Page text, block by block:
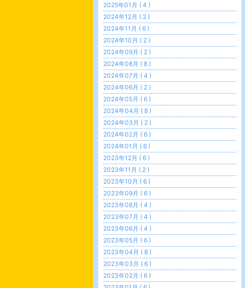
2025年01月 ( 4 )
2024年12月 ( 2 )
2024年11月 ( 6 )
2024年10月 ( 2 )
2024年09月 ( 2 )
2024年08月 ( 8 )
2024年07月 ( 4 )
2024年06月 ( 2 )
2024年05月 ( 6 )
2024年04月 ( 8 )
2024年03月 ( 2 )
2024年02月 ( 6 )
2024年01月 ( 6 )
2023年12月 ( 6 )
2023年11月 ( 2 )
2023年10月 ( 6 )
2023年09月 ( 6 )
2023年08月 ( 4 )
2023年07月 ( 4 )
2023年06月 ( 4 )
2023年05月 ( 6 )
2023年04月 ( 8 )
2023年03月 ( 6 )
2023年02月 ( 6 )